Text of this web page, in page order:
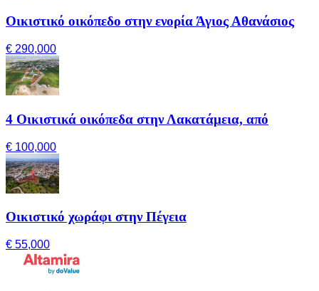
Οικιστικό οικόπεδο στην ενορία Άγιος Αθανάσιος
€ 290,000
4 Οικιστικά οικόπεδα στην Λακατάμεια, από
€ 100,000
Οικιστικό χωράφι στην Πέγεια
€ 55,000